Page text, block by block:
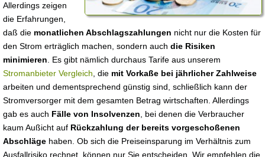
Allerdings zeigen
die Erfahrungen,
daß die monatlichen Abschlagszahlungen nicht nur die Kosten für
den Strom erträglich machen, sondern auch die Risiken
minimieren . Es gibt nämlich durchaus Tarife aus unserem
Stromanbieter Vergleich , die mit Vorkaße bei jährlicher Zahlweise
arbeiten und dementsprechend günstig sind, schließlich kann der
Stromversorger mit dem gesamten Betrag wirtschaften. Allerdings
gab es auch Fälle von Insolvenzen , bei denen die Verbraucher
kaum Außicht auf Rückzahlung der bereits vorgeschoßenen
Abschläge haben. Ob sich die Preiseinsparung im Verhältnis zum
Ausfallrisiko rechnet, können nur Sie entscheiden. Wir empfehlen die